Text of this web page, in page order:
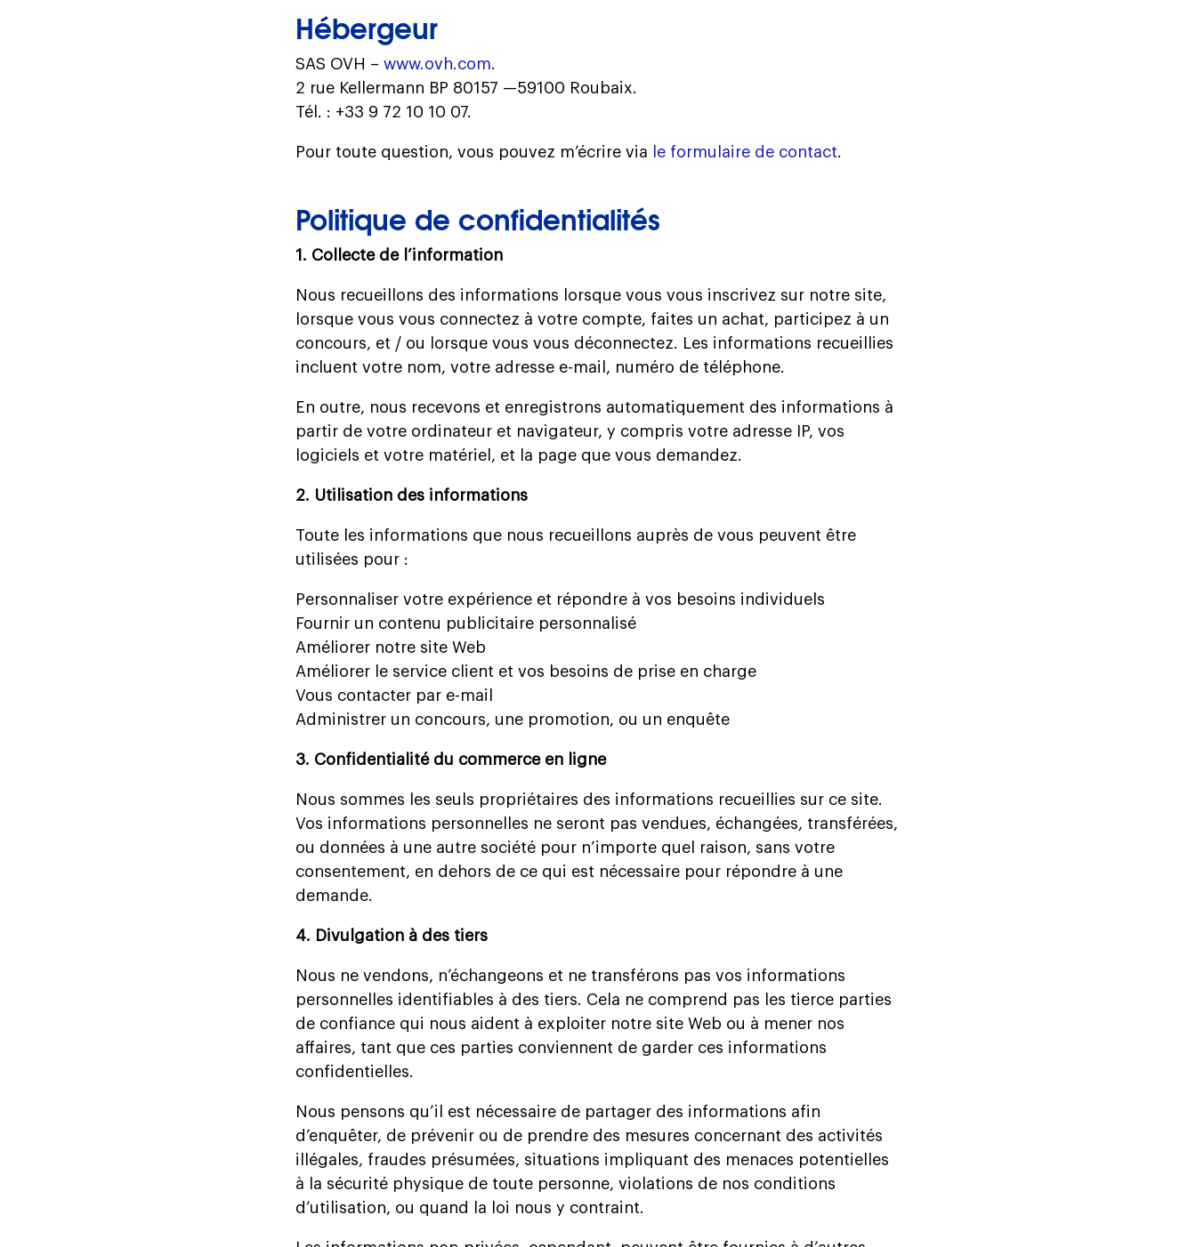
Hébergeur
SAS OVH – www.ovh.com
2 rue Kellermann BP 80157 —59100 Roubaix.
Tél. : +33 9 72 10 10 07.
Pour toute question, vous pouvez m’écrire via le formulaire de contact
Politique de confidentialités
1. Collecte de l’information
Nous recueillons des informations lorsque vous vous inscrivez sur notre site,
lorsque vous vous connectez à votre compte, faites un achat, participez à un
concours, et / ou lorsque vous vous déconnectez. Les informations recueillies
incluent votre nom, votre adresse e-mail, numéro de téléphone.
En outre, nous recevons et enregistrons automatiquement des informations à
partir de votre ordinateur et navigateur, y compris votre adresse IP, vos
logiciels et votre matériel, et la page que vous demandez.
2. Utilisation des informations
Toute les informations que nous recueillons auprès de vous peuvent être
utilisées pour :
Personnaliser votre expérience et répondre à vos besoins individuels
Fournir un contenu publicitaire personnalisé
Améliorer notre site Web
Améliorer le service client et vos besoins de prise en charge
Vous contacter par e-mail
Administrer un concours, une promotion, ou un enquête
3. Confidentialité du commerce en ligne
Nous sommes les seuls propriétaires des informations recueillies sur ce site.
Vos informations personnelles ne seront pas vendues, échangées, transférées,
ou données à une autre société pour n’importe quel raison, sans votre
consentement, en dehors de ce qui est nécessaire pour répondre à une
demande.
4. Divulgation à des tiers
Nous ne vendons, n’échangeons et ne transférons pas vos informations
personnelles identifiables à des tiers. Cela ne comprend pas les tierce parties
de confiance qui nous aident à exploiter notre site Web ou à mener nos
affaires, tant que ces parties conviennent de garder ces informations
confidentielles.
Nous pensons qu’il est nécessaire de partager des informations afin
d’enquêter, de prévenir ou de prendre des mesures concernant des activités
illégales, fraudes présumées, situations impliquant des menaces potentielles
à la sécurité physique de toute personne, violations de nos conditions
d’utilisation, ou quand la loi nous y contraint.